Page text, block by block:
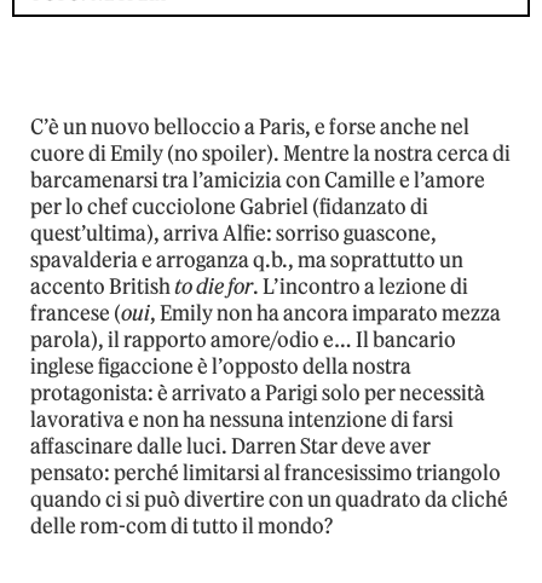
C’è un nuovo belloccio a Paris, e forse anche nel
cuore di Emily (no spoiler). Mentre la nostra cerca di
barcamenarsi tra l’amicizia con Camille e l’amore
per lo chef cucciolone Gabriel (fidanzato di
quest’ultima), arriva Alfie: sorriso guascone,
spavalderia e arroganza q.b., ma soprattutto un
accento Britishto die for. L’incontro a lezione di
francese (oui, Emily non ha ancora imparato mezza
parola), il rapporto amore/odio e… Il bancario
inglese figaccione è l’opposto della nostra
protagonista: è arrivato a Parigi solo per necessità
lavorativa e non ha nessuna intenzione di farsi
affascinare dalle luci. Darren Star deve aver
pensato: perché limitarsi al francesissimo triangolo
quando ci si può divertire con un quadrato da cliché
delle rom-com di tutto il mondo?